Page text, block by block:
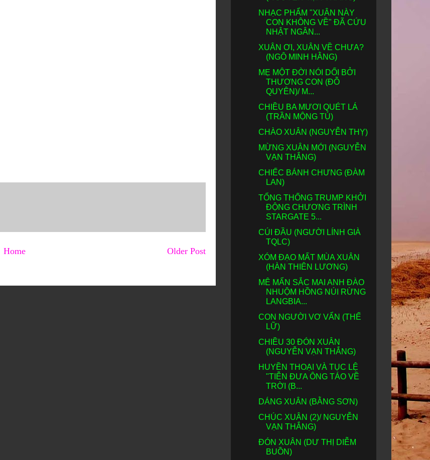
Older Post
Home
NHẠC PHẨM "XUÂN NÀY
CON KHÔNG VỀ" ĐÃ CỨU
NHẬT NGÂN...
XUÂN ƠI, XUÂN VỀ CHƯA?
(NGÔ MINH HẰNG)
MẸ MỘT ĐỜI NÓI DỐI BỞI
THƯƠNG CON (ĐỖ
QUYÊN)/ M...
CHIỀU BA MƯƠI QUÉT LÁ
(TRẦN MỘNG TÚ)
CHÀO XUÂN (NGUYỄN THỴ)
MỪNG XUÂN MỚI (NGUYỄN
VẠN THẮNG)
CHIẾC BÁNH CHƯNG (ĐÀM
LAN)
TỔNG THỐNG TRUMP KHỞI
ĐỘNG CHƯƠNG TRÌNH
STARGATE 5...
CÚI ĐẦU (NGƯỜI LÍNH GIÀ
TQLC)
XÓM ĐẠO MẤT MÙA XUÂN
(HÀN THIÊN LƯƠNG)
MÊ MẨN SẮC MAI ANH ĐÀO
NHUỘM HỒNG NÚI RỪNG
LANGBIA...
CON NGƯỜI VƠ VẨN (THẾ
LỮ)
CHIỀU 30 ĐÓN XUÂN
(NGUYỄN VẠN THẮNG)
HUYỀN THOẠI VÀ TỤC LỆ
"TIỄN ĐƯA ÔNG TÁO VỀ
TRỜI (B...
DÁNG XUÂN (BẰNG SƠN)
CHÚC XUÂN (2)/ NGUYỄN
VẠN THẮNG)
ĐÓN XUÂN (DƯ THỊ DIỄM
BUỒN)